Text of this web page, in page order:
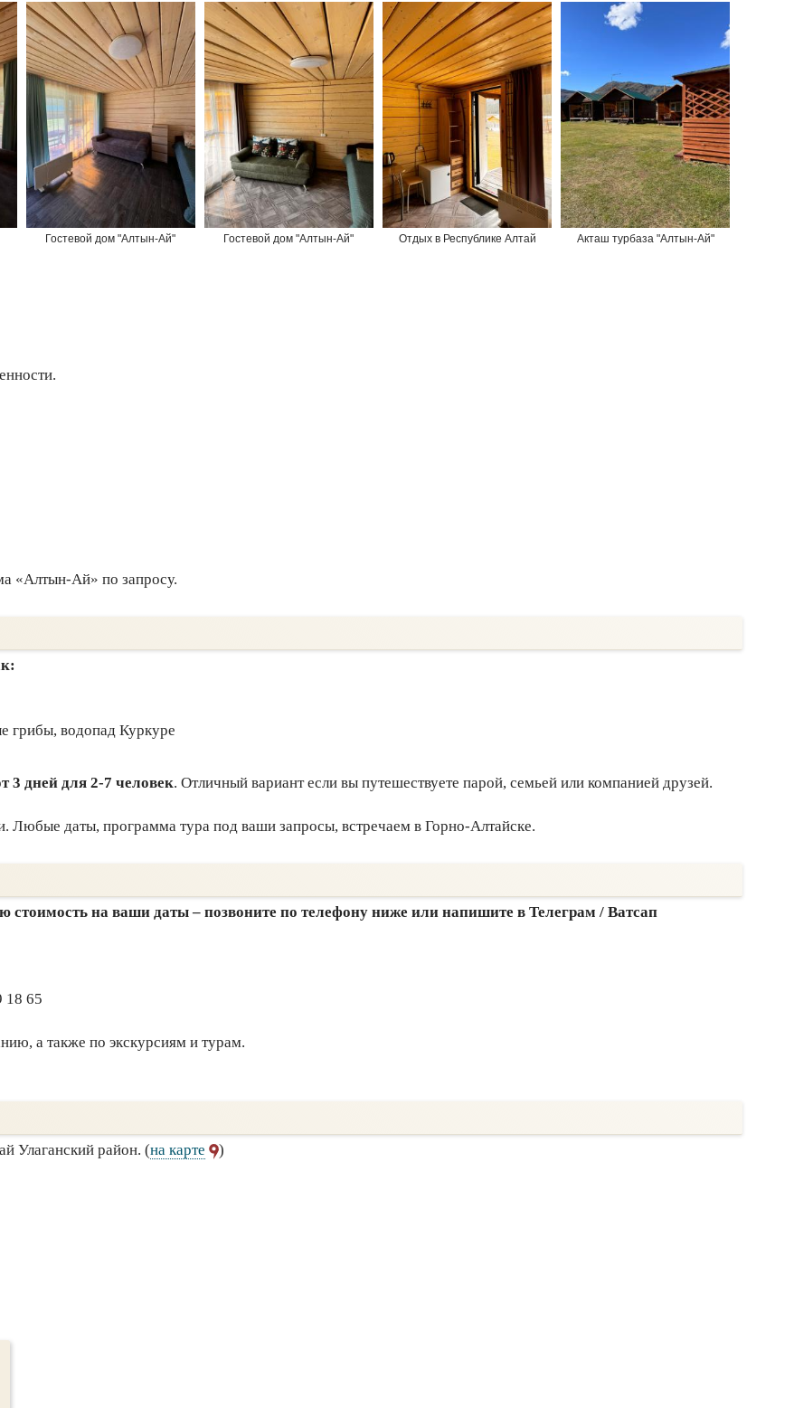
Гостевой дом "Алтын-Ай" Гостевой дом "Алтын-Ай" Отдых в Республике Алтай Акташ турбаза "Алтын-Ай"
«Алтын-Ай» по запросу.
грибы, водопад Куркуре
3 дней для 2-7 человек. Отличный вариант если вы путешествуете парой, семьей или компанией друзей.
Любые даты, программа тура под ваши запросы, встречаем в Горно-Алтайске.
стоимость на ваши даты – позвоните по телефону ниже или напишите в Телеграм / Ватсап
18 65
а также по экскурсиям и турам.
Улаганский район. (на карте
)